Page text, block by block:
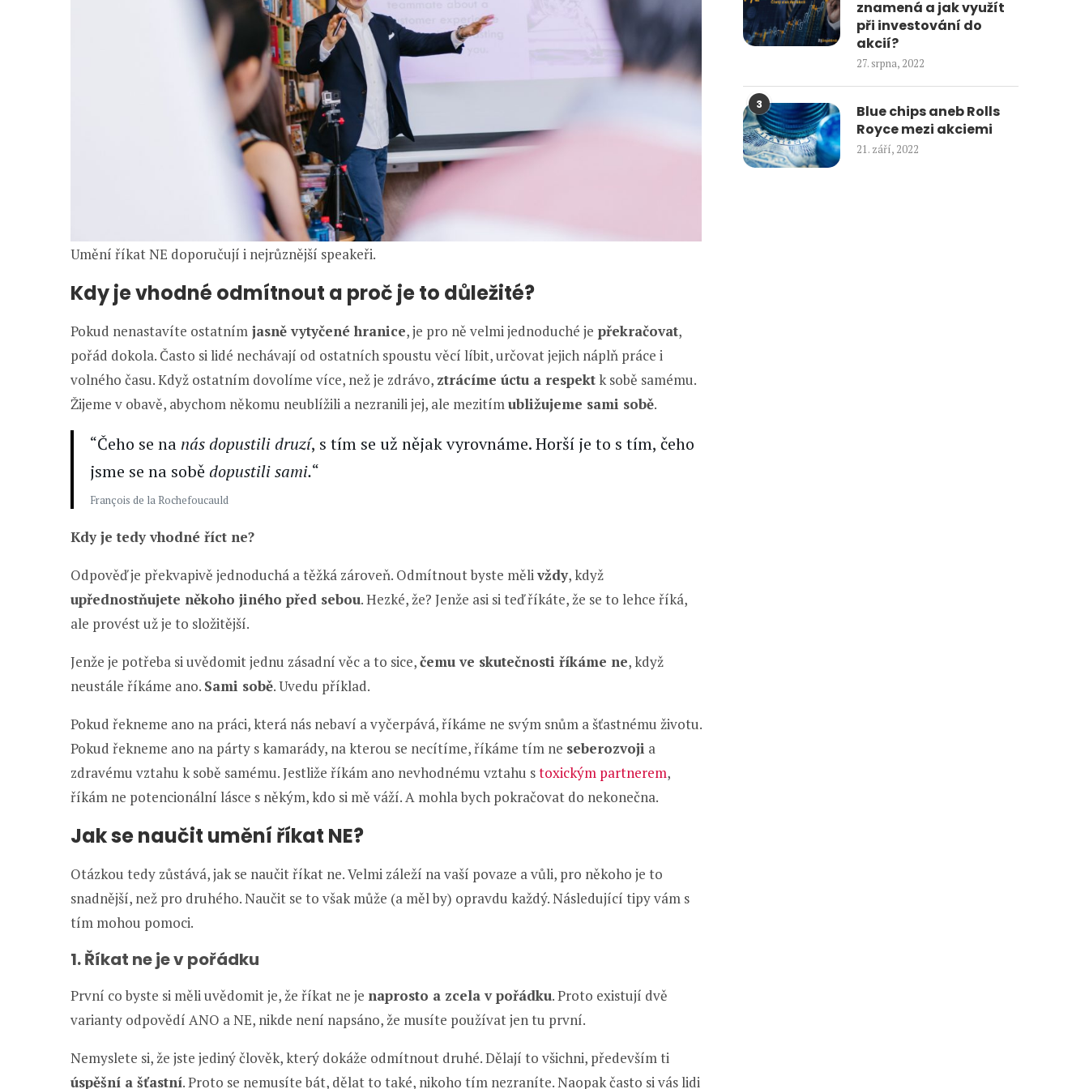
Umění říkat NE doporučují i nejrůznější speakeři.
Kdy je vhodné odmítnout a proč je to důležité?
Pokud nenastavíte ostatním jasně vytyčené hranice, je pro ně velmi jednoduché je překračovat,
pořád dokola. Často si lidé nechávají od ostatních spoustu věcí líbit, určovat jejich náplň práce i
volného času. Když ostatním dovolíme více, než je zdrávo, ztrácíme úctu a respektk sobě samému.
Žijeme v obavě, abychom někomu neublížili a nezranili jej, ale mezitímubližujeme sami sobě.
“Čeho se na nás dopustili druzí, s tím se už nějak vyrovnáme. Horší je to s tím, čeho
jsme se na sobě dopustili sami.“
François de la Rochefoucauld
Kdy je tedy vhodné říct ne?
Odpověď je překvapivě jednoduchá a těžká zároveň. Odmítnout byste mělivždy, když
upřednostňujete někoho jiného před sebou. Hezké, že? Jenže asi si teď říkáte, že se to lehce říká,
ale provést už je to složitější.
Jenže je potřeba si uvědomit jednu zásadní věc a to sice,čemu ve skutečnosti říkáme ne, když
neustále říkáme ano. Sami sobě. Uvedu příklad.
Pokud řekneme ano na práci, která nás nebaví a vyčerpává, říkáme ne svým snům a šťastnému životu.
Pokud řekneme ano na párty s kamarády, na kterou se necítíme, říkáme tím ne seberozvoji a
zdravému vztahu k sobě samému. Jestliže říkám ano nevhodnému vztahu stoxickým partnerem,
říkám ne potencionální lásce s někým, kdo si mě váží. A mohla bych pokračovat do nekonečna.
Jak se naučit umění říkat NE?
Otázkou tedy zůstává, jak se naučit říkat ne. Velmi záleží na vaší povaze a vůli, pro někoho je to
snadnější, než pro druhého. Naučit se to však může (a měl by) opravdu každý. Následující tipy vám s
tím mohou pomoci.
1. Říkat ne je v pořádku
První co byste si měli uvědomit je, že říkat ne je naprosto a zcela v pořádku. Proto existují dvě
varianty odpovědí ANO a NE, nikde není napsáno, že musíte používat jen tu první.
Nemyslete si, že jste jediný člověk, který dokáže odmítnout druhé. Dělají to všichni, především ti
úspěšní a šťastní. Proto se nemusíte bát, dělat to také, nikoho tím nezraníte. Naopak často si vás lidi
znamená a jak využít
při investování do
akcií?
27. srpna, 2022
3
Blue chips aneb Rolls
Royce mezi akciemi
21. září, 2022